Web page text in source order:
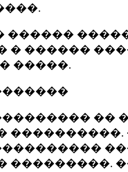
������
� ������
�����.
��
���������.